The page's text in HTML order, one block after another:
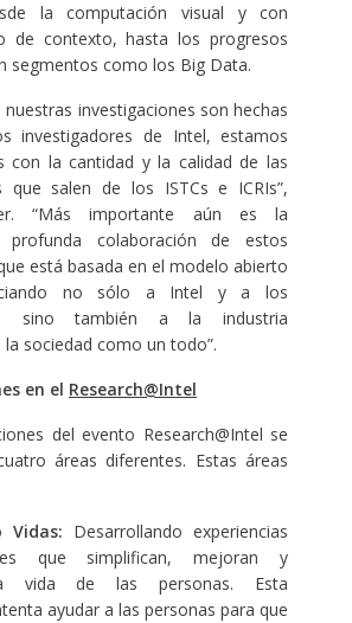
la computación visual y con
de contexto, hasta los progresos
segmentos como los Big Data.
nuestras investigaciones son hechas
investigadores de Intel, estamos
con la cantidad y la calidad de las
que salen de los ISTCs e ICRIs”,
“Más importante aún es la
profunda colaboración de estos
está basada en el modelo abierto
no sólo a Intel y a los
sino también a la industria
sociedad como un todo”.
en el Research@Intel
del evento Research@Intel se
áreas diferentes. Estas áreas
Vidas: Desarrollando experiencias
que simplifican, mejoran y
vida de las personas. Esta
ayudar a las personas para que